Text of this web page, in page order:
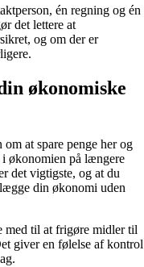
én regning og én
det lettere at
og om der er
økonomiske
at spare penge her og
i økonomien på længere
det vigtigste, og at du
din økonomi uden
med til at frigøre midler til
giver en følelse af kontrol